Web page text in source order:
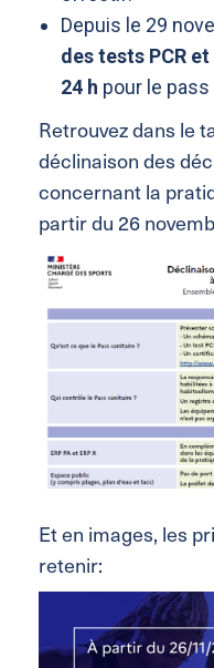
Depuis le 29
des tests PCR
24 h pour le
Retrouvez dans le
déclinaison des
concernant la
partir du 26
Et en images, les
retenir: